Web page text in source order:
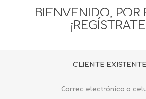
LISTA DE DESEOS 0
BIENVENIDO, POR
CLIENTE EXISTENTE
Correo electrónico o